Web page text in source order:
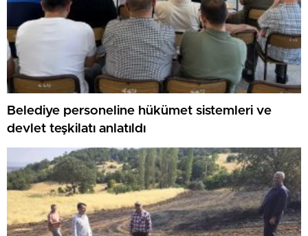
Belediye personeline hükümet sistemleri ve
devlet teşkilatı anlatıldı